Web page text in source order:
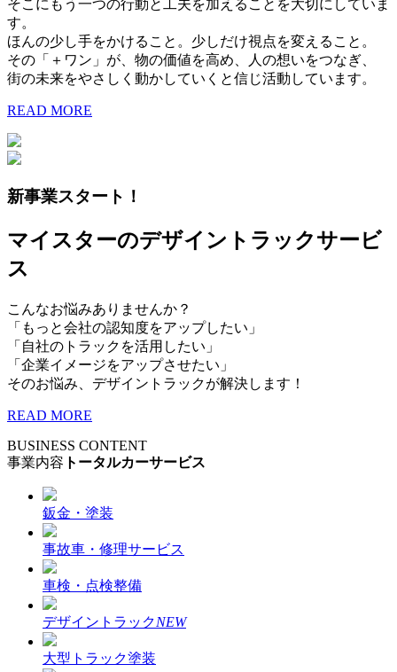
そこにもう一つの行動と工夫を加えることを大切にしていま
す。
ほんの少し手をかけること。少しだけ視点を変えること。
その「＋ワン」が、物の価値を高め、人の想いをつなぎ、
街の未来をやさしく動かしていくと信じ活動しています。
READ MORE
新事業スタート！
マイスターのデザイントラックサービ
ス
こんなお悩みありませんか？
「もっと会社の認知度をアップしたい」
「自社のトラックを活用したい」
「企業イメージをアップさせたい」
そのお悩み、デザイントラックが解決します！
READ MORE
BUSINESS CONTENT
事業内容 トータルカーサービス
鈑金・塗装
事故車・修理サービス
車検・点検整備
デザイントラックNEW
大型トラック塗装